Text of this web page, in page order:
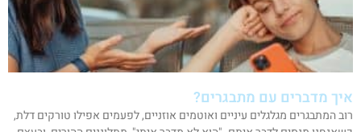
איך מדברים עם מתבגרים?
רוב המתבגרים מגלגלים עיניים ואוטמים אוזניים, לפעמים אפילו טורקים דלת,